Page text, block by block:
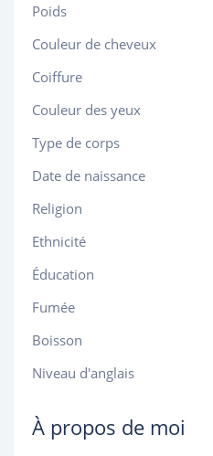
Poids
Couleur de cheveux
Coiffure
Couleur des yeux
Type de corps
Date de naissance
Religion
Ethnicité
Éducation
Fumée
Boisson
Niveau d'anglais
À propos de moi